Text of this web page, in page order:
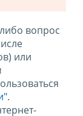
вопрос
или
.